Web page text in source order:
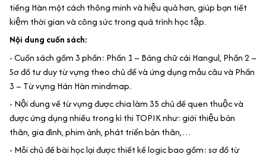
tiếng Hàn một cách thông minh và hiệu quả hơn, giúp bạn tiết
kiệm thời gian và công sức trong quá trình học tập.
Nội dung cuốn sách:
- Cuốn sách gồm 3 phần: Phần 1 – Bảng chữ cái Hangul, Phần 2 –
Sơ đồ tư duy từ vựng theo chủ đề và ứng dụng mẫu câu và Phần
3 – Từ vựng Hán Hàn mindmap.
- Nội dung về từ vựng được chia làm 35 chủ đề quen thuộc và
được ứng dụng nhiều trong kì thi TOPIK như: giới thiệu bản
thân, gia đình, phim ảnh, phát triển bản thân,…
- Mỗi chủ đề bài học lại được thiết kế logic bao gồm: sơ đồ từ